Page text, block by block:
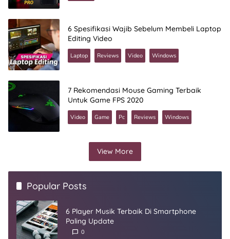
6 Spesifikasi Wajib Sebelum Membeli Laptop
Editing Video
Laptop Reviews Video Windows
7 Rekomendasi Mouse Gaming Terbaik
Untuk Game FPS 2020
Video Game Pc Reviews Windows
View More
Popular Posts
6 Player Musik Terbaik Di Smartphone
Paling Update
0